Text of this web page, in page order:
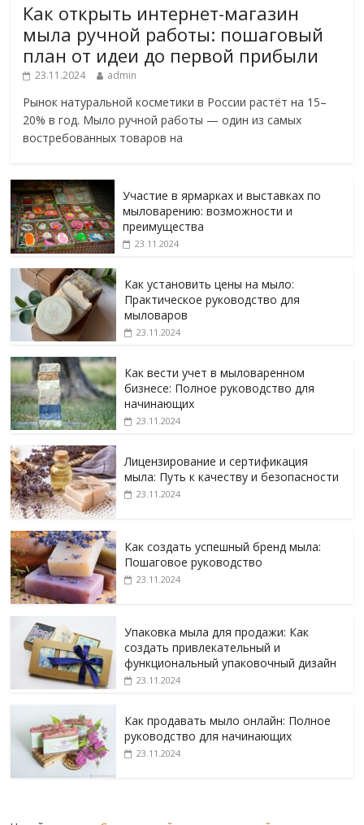
Как открыть интернет-магазин
мыла ручной работы: пошаговый
план от идеи до первой прибыли
23.11.2024 admin
Рынок натуральной косметики в России растёт на 15–
20% в год. Мыло ручной работы — один из самых
востребованных товаров на
Участие в ярмарках и выставках по
мыловарению: возможности и
преимущества
23.11.2024
Как установить цены на мыло:
Практическое руководство для
мыловаров
23.11.2024
Как вести учет в мыловаренном
бизнесе: Полное руководство для
начинающих
23.11.2024
Лицензирование и сертификация
мыла: Путь к качеству и безопасности
23.11.2024
Как создать успешный бренд мыла:
Пошаговое руководство
23.11.2024
Упаковка мыла для продажи: Как
создать привлекательный и
функциональный упаковочный дизайн
23.11.2024
Как продавать мыло онлайн: Полное
руководство для начинающих
23.11.2024